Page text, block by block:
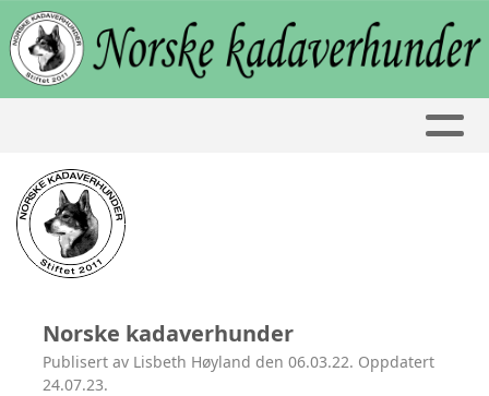
Norske kadaverhunder
Publisert av Lisbeth Høyland den 06.03.22. Oppdatert
24.07.23.